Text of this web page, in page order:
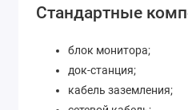
Стандартные
блок монитора;
док-станция;
кабель заземления;